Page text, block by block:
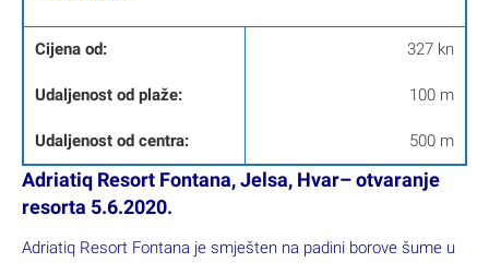
Jelsa, Hvar
Udaljenost od plaže:
Udaljenost od centra:
100 m
Adriatiq Resort Fontana, Jelsa, Hvar– otvaranje